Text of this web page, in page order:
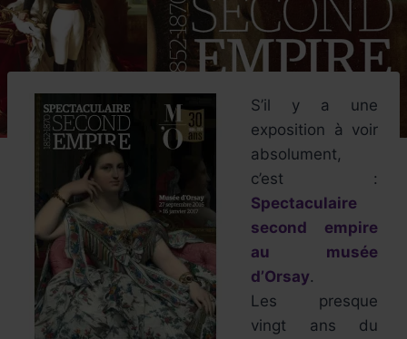
S’il y a une
exposition à voir
absolument,
c’est :
Spectaculaire
second empire
au musée
d’Orsay.
Les presque
vingt ans du